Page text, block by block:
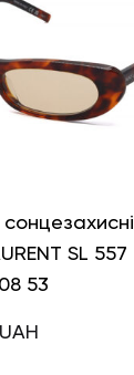
SL 557
53
UAH